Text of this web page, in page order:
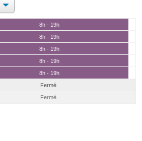
8h - 19h
8h - 19h
8h - 19h
8h - 19h
8h - 19h
Fermé
Fermé